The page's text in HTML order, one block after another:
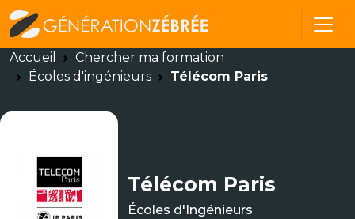
Accueil
Chercher ma formation
Écoles d'ingénieurs
Télécom Paris
Télécom Paris
Écoles d'Ingénieurs